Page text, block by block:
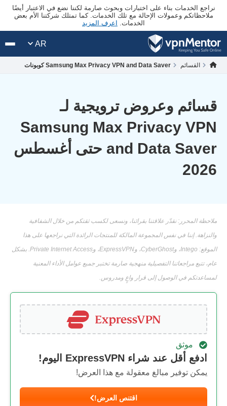
نراجع الخدمات بناء على اختبارات وبحوث صارمة لكننا نضع في الاعتبار أيضًا
ملاحظاتكم وعمولات الإحالة مع تلك الخدمات. كما تمتلك شركتنا الأم بعض
الخدمات. اعرف المزيد
AR
القسائم Samsung Max Privacy VPN and Data Saver كوبونات
قسائم وعروض ترويجية لـ
Samsung Max Privacy VPN
and Data Saver حتى أغسطس
2026
ملاحظة المحرر: نقدّر علاقتنا بقرائنا، ونسعى لكسب ثقتكم من خلال الشفافية
والنزاهة. إننا في نفس المجموعة المالكة للمنتجات الرائدة التي نراجعها على هذا
الموقع: Intego، وCyberGhost، وExpressVPN، وPrivate Internet Access. بشكل
عام، تتبع مراجعاتنا التفصيلية منهجية صارمة تختبر جميع عوامل الأداء المعنية
لمساعدتكم في الوصول إلى قرار واعٍ ومدروس.
موثق
ادفع أقل عند شراء ExpressVPN اليوم!
يمكن توفير مبالغ معقولة مع هذا العرض!
اقتنص العرض!